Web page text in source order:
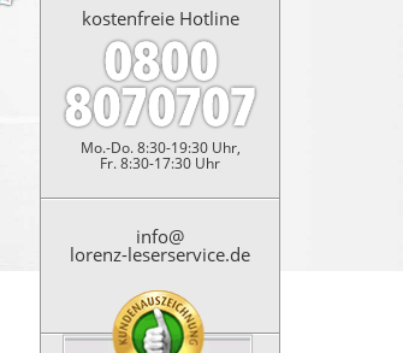
kostenfreie Hotline
Mo.-Do. 8:30-19:30 Uhr,
Fr. 8:30-17:30 Uhr
info@
lorenz-leserservice.de
Kundenbewertung: 4.9
Habe seid Jahren ein Abo